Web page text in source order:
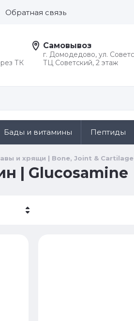
Обратная связь
ТК
Самовывоз
г. Домодедово, ул.
ТЦ Советский, 2 этаж
Бады и витамины Пептиды
и хрящи | Bone, Joint & Cartilage
| Glucosamine